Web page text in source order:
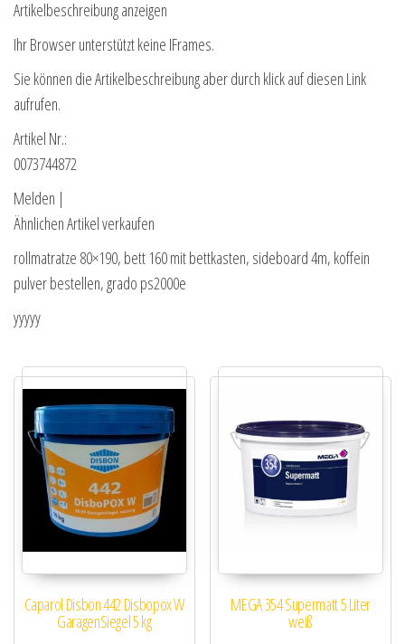
Artikelbeschreibung anzeigen
Ihr Browser unterstützt keine IFrames.
Sie können die Artikelbeschreibung aber durch klick auf diesen Link
aufrufen.
Artikel Nr.:
0073744872
Melden |
Ähnlichen Artikel verkaufen
rollmatratze 80×190, bett 160 mit bettkasten, sideboard 4m, koffein
pulver bestellen, grado ps2000e
yyyyy
Caparol Disbon 442 Disbopox W
GaragenSiegel 5 kg
MEGA 354 Supermatt 5 Liter
weiß